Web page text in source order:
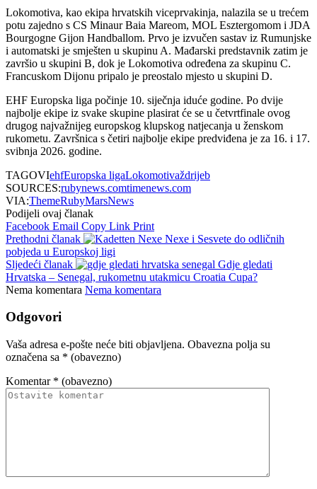
Lokomotiva, kao ekipa hrvatskih viceprvakinja, nalazila se u trećem
potu zajedno s CS Minaur Baia Mareom, MOL Esztergomom i JDA
Bourgogne Gijon Handballom. Prvo je izvučen sastav iz Rumunjske
i automatski je smješten u skupinu A. Mađarski predstavnik zatim je
završio u skupini B, dok je Lokomotiva određena za skupinu C.
Francuskom Dijonu pripalo je preostalo mjesto u skupini D.
EHF Europska liga počinje 10. siječnja iduće godine. Po dvije
najbolje ekipe iz svake skupine plasirat će se u četvrtfinale ovog
drugog najvažnijeg europskog klupskog natjecanja u ženskom
rukometu. Završnica s četiri najbolje ekipe predviđena je za 16. i 17.
svibnja 2026. godine.
TAGOVIehfEuropska ligaLokomotivaždrijeb
SOURCES:rubynews.comtimenews.com
VIA:ThemeRubyMarsNews
Podijeli ovaj članak
Facebook Email Copy Link Print
Prethodni članak
Nexe i Sesvete do odličnih
pobjeda u Europskoj ligi
Sljedeći članak
Gdje gledati
Hrvatska – Senegal, rukometnu utakmicu Croatia Cupa?
Nema komentara Nema komentara
Odgovori
Vaša adresa e-pošte neće biti objavljena. Obavezna polja su
označena sa * (obavezno)
Komentar * (obavezno)